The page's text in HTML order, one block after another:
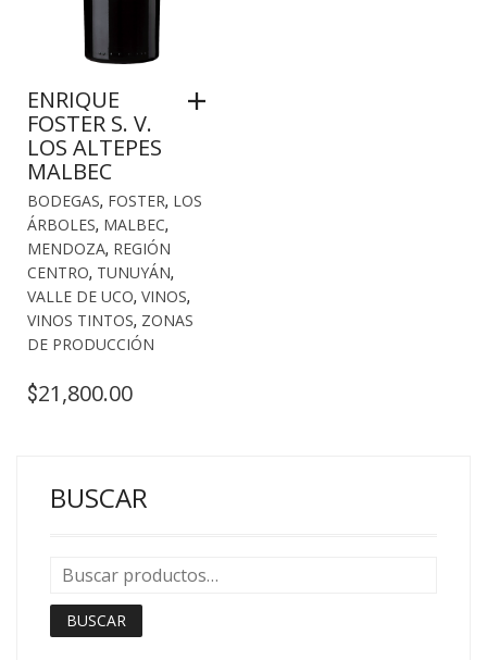
ENRIQUE
FOSTER S. V.
LOS ALTEPES
MALBEC
BODEGAS, FOSTER, LOS
ÁRBOLES, MALBEC,
MENDOZA, REGIÓN
CENTRO, TUNUYÁN,
VALLE DE UCO, VINOS,
VINOS TINTOS, ZONAS
DE PRODUCCIÓN
$21,800.00
BUSCAR
BUSCAR